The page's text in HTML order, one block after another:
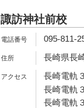
諏訪神社前校
095-811-
長崎県長
長崎電軌
長崎電軌
長崎電軌